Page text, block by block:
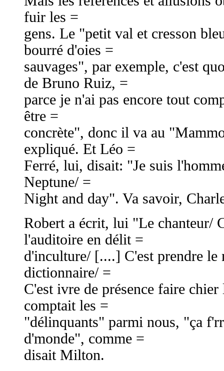
fuir les =
gens. Le "petit val et cresson
bourré d'oies =
sauvages", par exemple, c'est
de Bruno Ruiz, =
parce je n'ai pas encore tout
être =
concrète", donc il va au
expliqué. Et Léo =
Ferré, lui, disait: "Je suis
Neptune/ =
Night and day". Va savoir,
Robert a écrit, lui "Le chanteur/
l'auditoire en délit =
d'inculture/ [....] C'est prendre le
dictionnaire/ =
C'est ivre de présence faire
comptait les =
"délinquants" parmi nous, "ça
d'monde", comme =
disait Milton.